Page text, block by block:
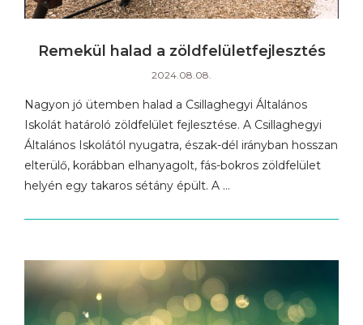
Remekül halad a zöldfelületfejlesztés
2024.08.08.
Nagyon jó ütemben halad a Csillaghegyi Általános
Iskolát határoló zöldfelület fejlesztése. A Csillaghegyi
Általános Iskolától nyugatra, észak-dél irányban hosszan
elterülő, korábban elhanyagolt, fás-bokros zöldfelület
helyén egy takaros sétány épült. A …